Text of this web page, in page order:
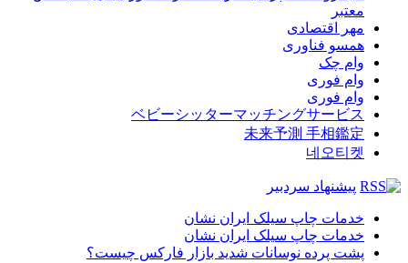
معتبر
مهر اقتصادی
همسو فناوری
وام چک
وام فوری
وام فوری
ベビーシッターマッチングサービス
未来予測 手相鑑定
네오티켓
پیشنهاد سردبیر
خدمات چاپ سیلک ایران نشان
خدمات چاپ سیلک ایران نشان
پشت پرده نوسانات شدید بازار فارکس چیست؟